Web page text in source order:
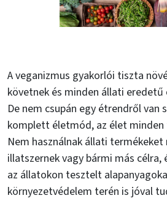
A veganizmus gyakorlói tiszta
követnek és minden állati eredetű
De nem csupán egy étrendről van
komplett életmód, az élet
Nem használnak állati termékeket
illatszernek vagy bármi más célra,
az állatokon tesztelt
környezetvédelem terén is jóval